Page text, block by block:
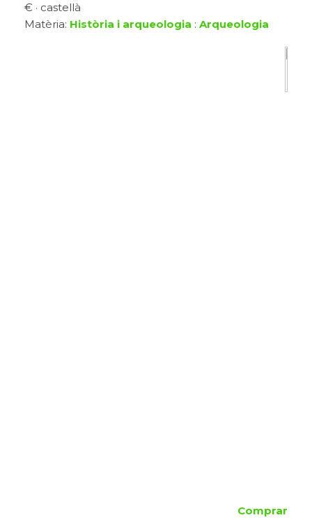
€ · castellà
Matèria: Història i arqueologia : Arqueologia
Comprar